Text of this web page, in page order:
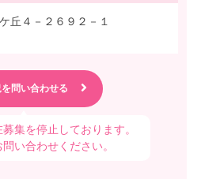
丘４－２６９２－１
集を停止しております。
い合わせください。